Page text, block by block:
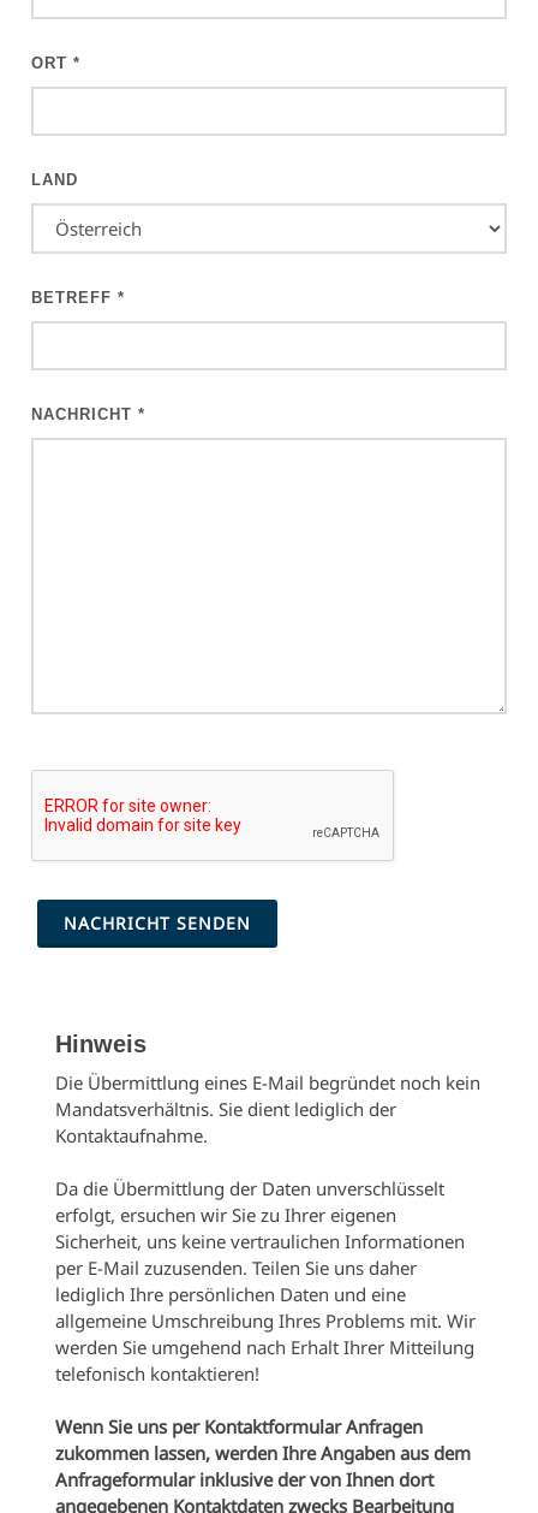
ORT*
LAND
BETREFF*
NACHRICHT*
NACHRICHT SENDEN
Hinweis
Die Übermittlung eines E-Mail begründet noch kein
Mandatsverhältnis. Sie dient lediglich der
Kontaktaufnahme.
Da die Übermittlung der Daten unverschlüsselt
erfolgt, ersuchen wir Sie zu Ihrer eigenen
Sicherheit, uns keine vertraulichen Informationen
per E-Mail zuzusenden. Teilen Sie uns daher
lediglich Ihre persönlichen Daten und eine
allgemeine Umschreibung Ihres Problems mit. Wir
werden Sie umgehend nach Erhalt Ihrer Mitteilung
telefonisch kontaktieren!
Wenn Sie uns per Kontaktformular Anfragen
zukommen lassen, werden Ihre Angaben aus dem
Anfrageformular inklusive der von Ihnen dort
angegebenen Kontaktdaten zwecks Bearbeitung